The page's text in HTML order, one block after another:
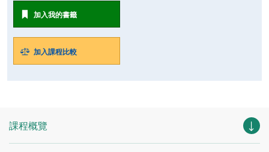
加入我的書籤
加入課程比較
課程概覽